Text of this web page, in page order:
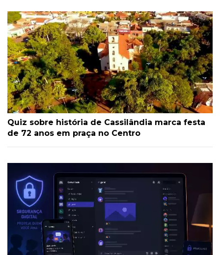
Quiz sobre história de Cassilândia marca festa
de 72 anos em praça no Centro